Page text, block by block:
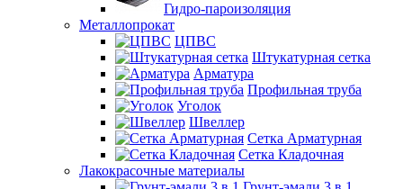
Гидро-пароизоляция
Металлопрокат
ЦПВС
Штукатурная сетка
Арматура
Профильная труба
Уголок
Швеллер
Сетка Арматурная
Сетка Кладочная
Лакокрасочные материалы